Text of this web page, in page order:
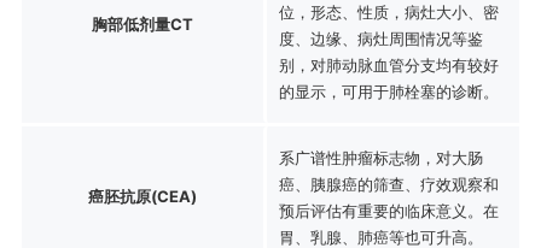
胸部低剂量CT
位，形态、性质，病灶大小、密
度、边缘、病灶周围情况等鉴
别，对肺动脉血管分支均有较好
的显示，可用于肺栓塞的诊断。
癌胚抗原(CEA)
系广谱性肿瘤标志物，对大肠
癌、胰腺癌的筛查、疗效观察和
预后评估有重要的临床意义。在
胃、乳腺、肺癌等也可升高。